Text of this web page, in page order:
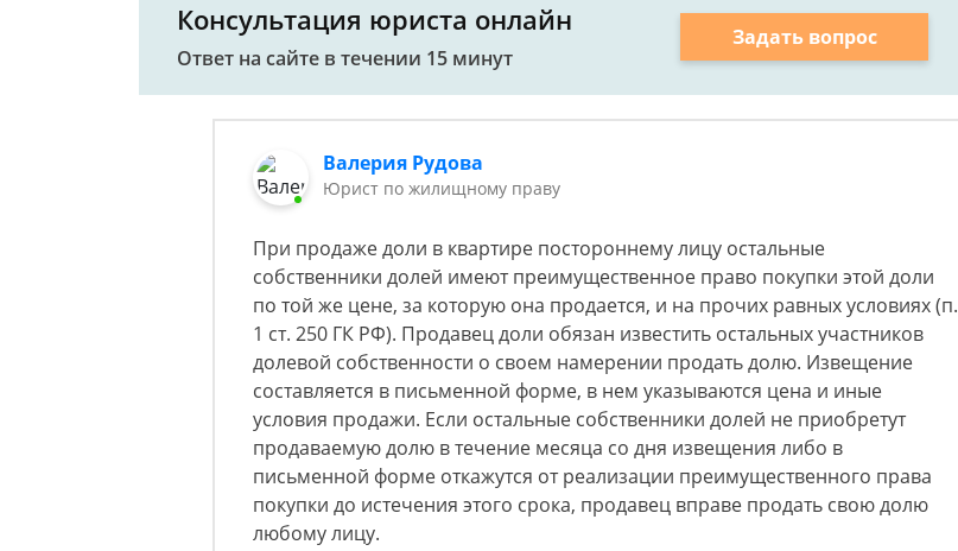
Консультация юриста онлайн
Ответ на сайте в течении 15 минут
Задать вопрос
Валерия Рудова
Юрист по жилищному праву
При продаже доли в квартире постороннему лицу остальные
собственники долей имеют преимущественное право покупки этой доли
по той же цене, за которую она продается, и на прочих равных условиях (п.
1 ст. 250 ГК РФ). Продавец доли обязан известить остальных участников
долевой собственности о своем намерении продать долю. Извещение
составляется в письменной форме, в нем указываются цена и иные
условия продажи. Если остальные собственники долей не приобретут
продаваемую долю в течение месяца со дня извещения либо в
письменной форме откажутся от реализации преимущественного права
покупки до истечения этого срока, продавец вправе продать свою долю
любому лицу.